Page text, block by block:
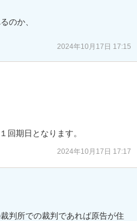
のか、
2024年10月17日 17:15
回期日となります。
2024年10月17日 17:17
判所での裁判であれば原告が住